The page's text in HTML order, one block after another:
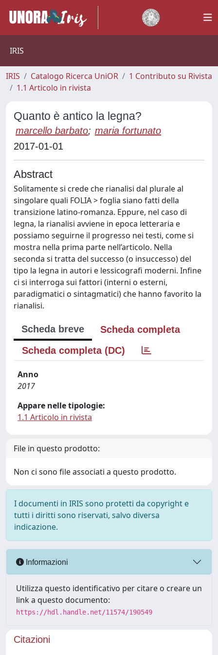
IRIS
IRIS Catalogo Ricerca UniOR
1 Contributo su Rivista
1.1 Articolo in rivista
Quanto è antico la legna?
marcello barbato; maria fortunato
2017-01-01
Abstract
Solitamente si crede che rianalisi dal plurale al
singolare quali FOLIA > foglia siano fatti della
transizione latino-romanza. Eppure, nel caso di
legna, la rianalisi avviene in epoca letteraria e
possiamo seguirne il progresso nei testi, come si
mostra nella prima parte nell’articolo. Nella
seconda si tratta del successo (o insuccesso) del
tipo la legna in autori e lessicografi moderni. Infine
ci si interroga sui fattori (interni o esterni,
paradigmatici o sintagmatici) che hanno favorito la
rianalisi.
Scheda breve
Scheda completa
Scheda completa (DC)
Anno
2017
Appare nelle tipologie:
1.1 Articolo in rivista
File in questo prodotto:
Non ci sono file associati a questo prodotto.
I documenti in IRIS sono protetti da copyright e
tutti i diritti sono riservati, salvo diversa
indicazione.
Informazioni
Utilizza questo identificativo per citare o creare un
link a questo documento:
https://hdl.handle.net/11574/190549
Citazioni